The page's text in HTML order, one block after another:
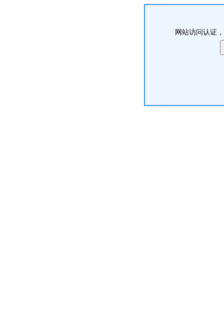
网站访问认证